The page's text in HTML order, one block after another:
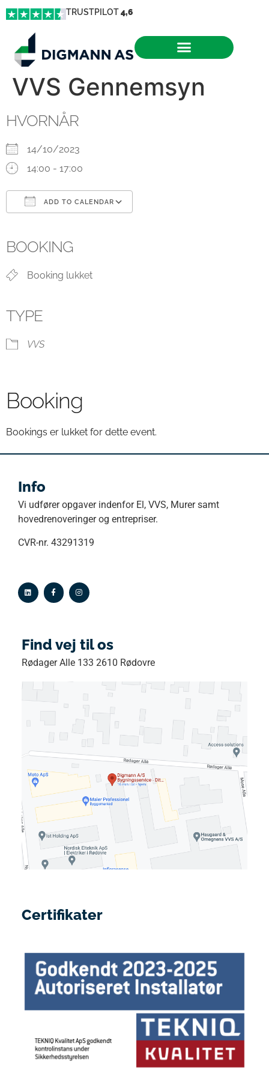
TRUSTPILOT4,6
VVS Gennemsyn
HVORNÅR
14/10/2023
14:00 - 17:00
ADD TO CALENDAR
BOOKING
Booking lukket
TYPE
VVS
Booking
Bookings er lukket for dette event.
Info
Vi udfører opgaver indenfor El, VVS, Murer samt
hovedrenoveringer og entrepriser.
CVR-nr. 43291319
Find vej til os
Rødager Alle 133 2610 Rødovre
Certifikater